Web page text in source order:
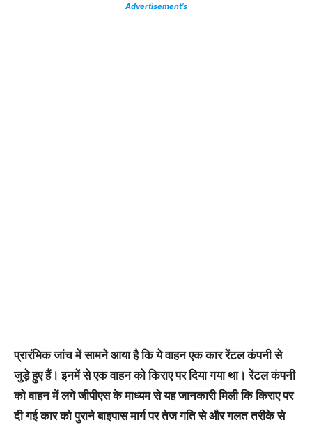
Advertisement’s
प्रारंभिक जांच में सामने आया है कि ये वाहन एक कार रेंटल कंपनी से
जुड़े हुए हैं। इनमें से एक वाहन को किराए पर दिया गया था। रेंटल कंपनी
को वाहन में लगे जीपीएस के माध्यम से यह जानकारी मिली कि किराए पर
दी गई कार को पुराने बाइपास मार्ग पर तेज गति से और गलत तरीके से